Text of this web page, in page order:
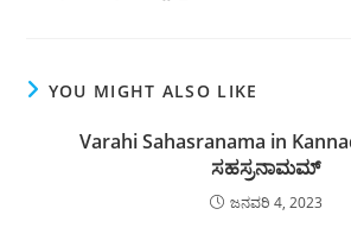
YOU MIGHT ALSO LIKE
Varahi Sahasranama in
ಸಹಸ್ರನಾಮಮ್
ಜನವರಿ 4, 2023